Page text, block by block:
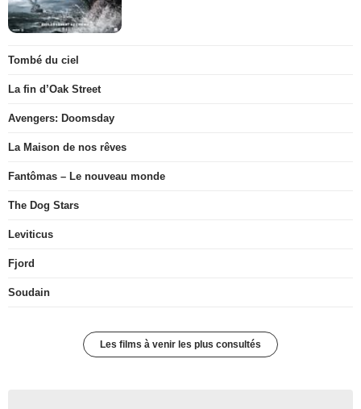
Tombé du ciel
La fin d’Oak Street
Avengers: Doomsday
La Maison de nos rêves
Fantômas – Le nouveau monde
The Dog Stars
Leviticus
Fjord
Soudain
Les films à venir les plus consultés